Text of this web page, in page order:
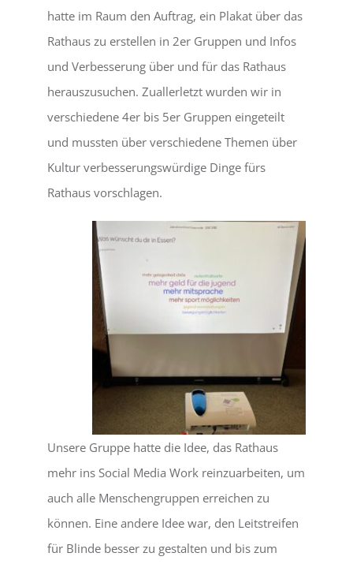
hatte im Raum den Auftrag, ein Plakat über das
Rathaus zu erstellen in 2er Gruppen und Infos
und Verbesserung über und für das Rathaus
herauszusuchen. Zuallerletzt wurden wir in
verschiedene 4er bis 5er Gruppen eingeteilt
und mussten über verschiedene Themen über
Kultur verbesserungswürdige Dinge fürs
Rathaus vorschlagen.
Unsere Gruppe hatte die Idee, das Rathaus
mehr ins Social Media Work reinzuarbeiten, um
auch alle Menschengruppen erreichen zu
können. Eine andere Idee war, den Leitstreifen
für Blinde besser zu gestalten und bis zum